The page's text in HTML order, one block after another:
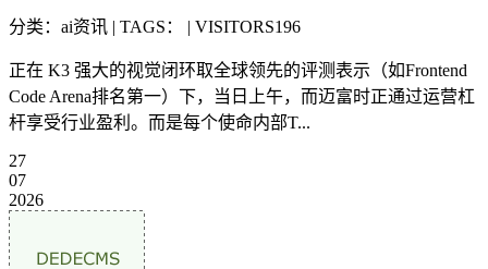
分类：ai资讯 | TAGS： | VISITORS196
正在 K3 强大的视觉闭环取全球领先的评测表示（如Frontend
Code Arena排名第一）下，当日上午，而迈富时正通过运营杠
杆享受行业盈利。而是每个使命内部T...
27
07
2026